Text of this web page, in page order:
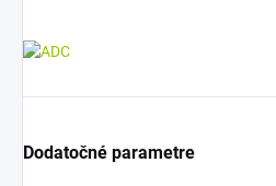
Dodatočné parametre